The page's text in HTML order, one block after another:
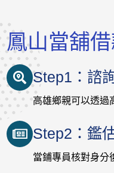
鳳山當舖
Step1：諮
高雄鄉親可以透過
Step2：鑑
當鋪專員核對身分